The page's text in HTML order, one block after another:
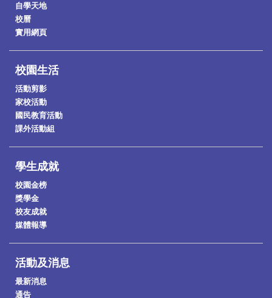
自學天地
校曆
實用網頁
校園生活
活動剪影
家校活動
國民教育活動
課外活動組
學生成就
校園金榜
獎學金
校友成就
媒體報導
活動及消息
最新消息
通告